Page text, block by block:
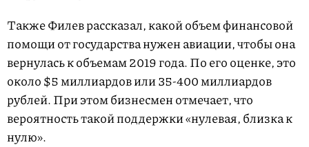
Также Филев рассказал, какой объем финансовой
помощи от государства нужен авиации, чтобы она
вернулась к объемам 2019 года. По его оценке, это
около $5 миллиардов или 35-400 миллиардов
рублей. При этом бизнесмен отмечает, что
вероятность такой поддержки «нулевая, близка к
нулю».